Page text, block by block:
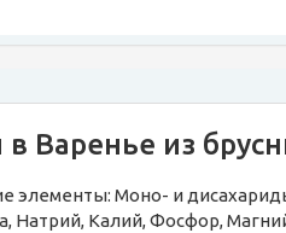
Варенье из
элементы: Моно- и
Натрий, Калий, Фосфор,